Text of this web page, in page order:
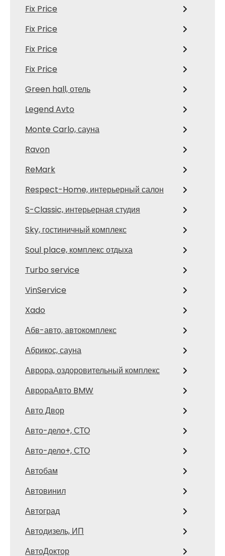
Fix Price
Fix Price
Fix Price
Fix Price
Green hall, отель
Legend Avto
Monte Carlo, сауна
Ravon
ReMark
Respect-Home, интерьерный салон
S-Classic, интерьерная студия
Sky, гостиничный комплекс
Soul place, комплекс отдыха
Turbo service
VinService
Xado
Абв-авто, автокомплекс
Абрикос, сауна
Аврора, оздоровительный комплекс
АврораАвто BMW
Авто Двор
Авто-дело+, СТО
Авто-дело+, СТО
Автобам
Автовинил
Автоград
Автодизель, ИП
АвтоДоктор